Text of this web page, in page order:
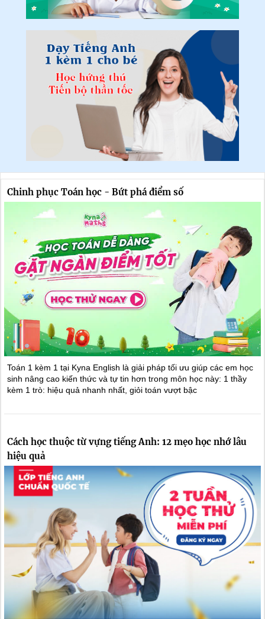
Chinh phục Toán học - Bứt phá điểm số
Toán 1 kèm 1 tại Kyna English là giải pháp tối ưu giúp các em học
sinh nâng cao kiến thức và tự tin hơn trong môn học này: 1 thầy
kèm 1 trò: hiệu quả nhanh nhất, giỏi toán vượt bậc
Cách học thuộc từ vựng tiếng Anh: 12 mẹo học nhớ lâu
hiệu quả